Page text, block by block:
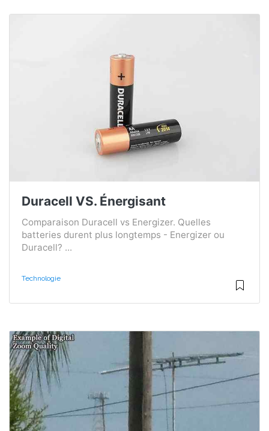
Duracell VS. Énergisant
Comparaison Duracell vs Energizer. Quelles
batteries durent plus longtemps - Energizer ou
Duracell? ...
Technologie